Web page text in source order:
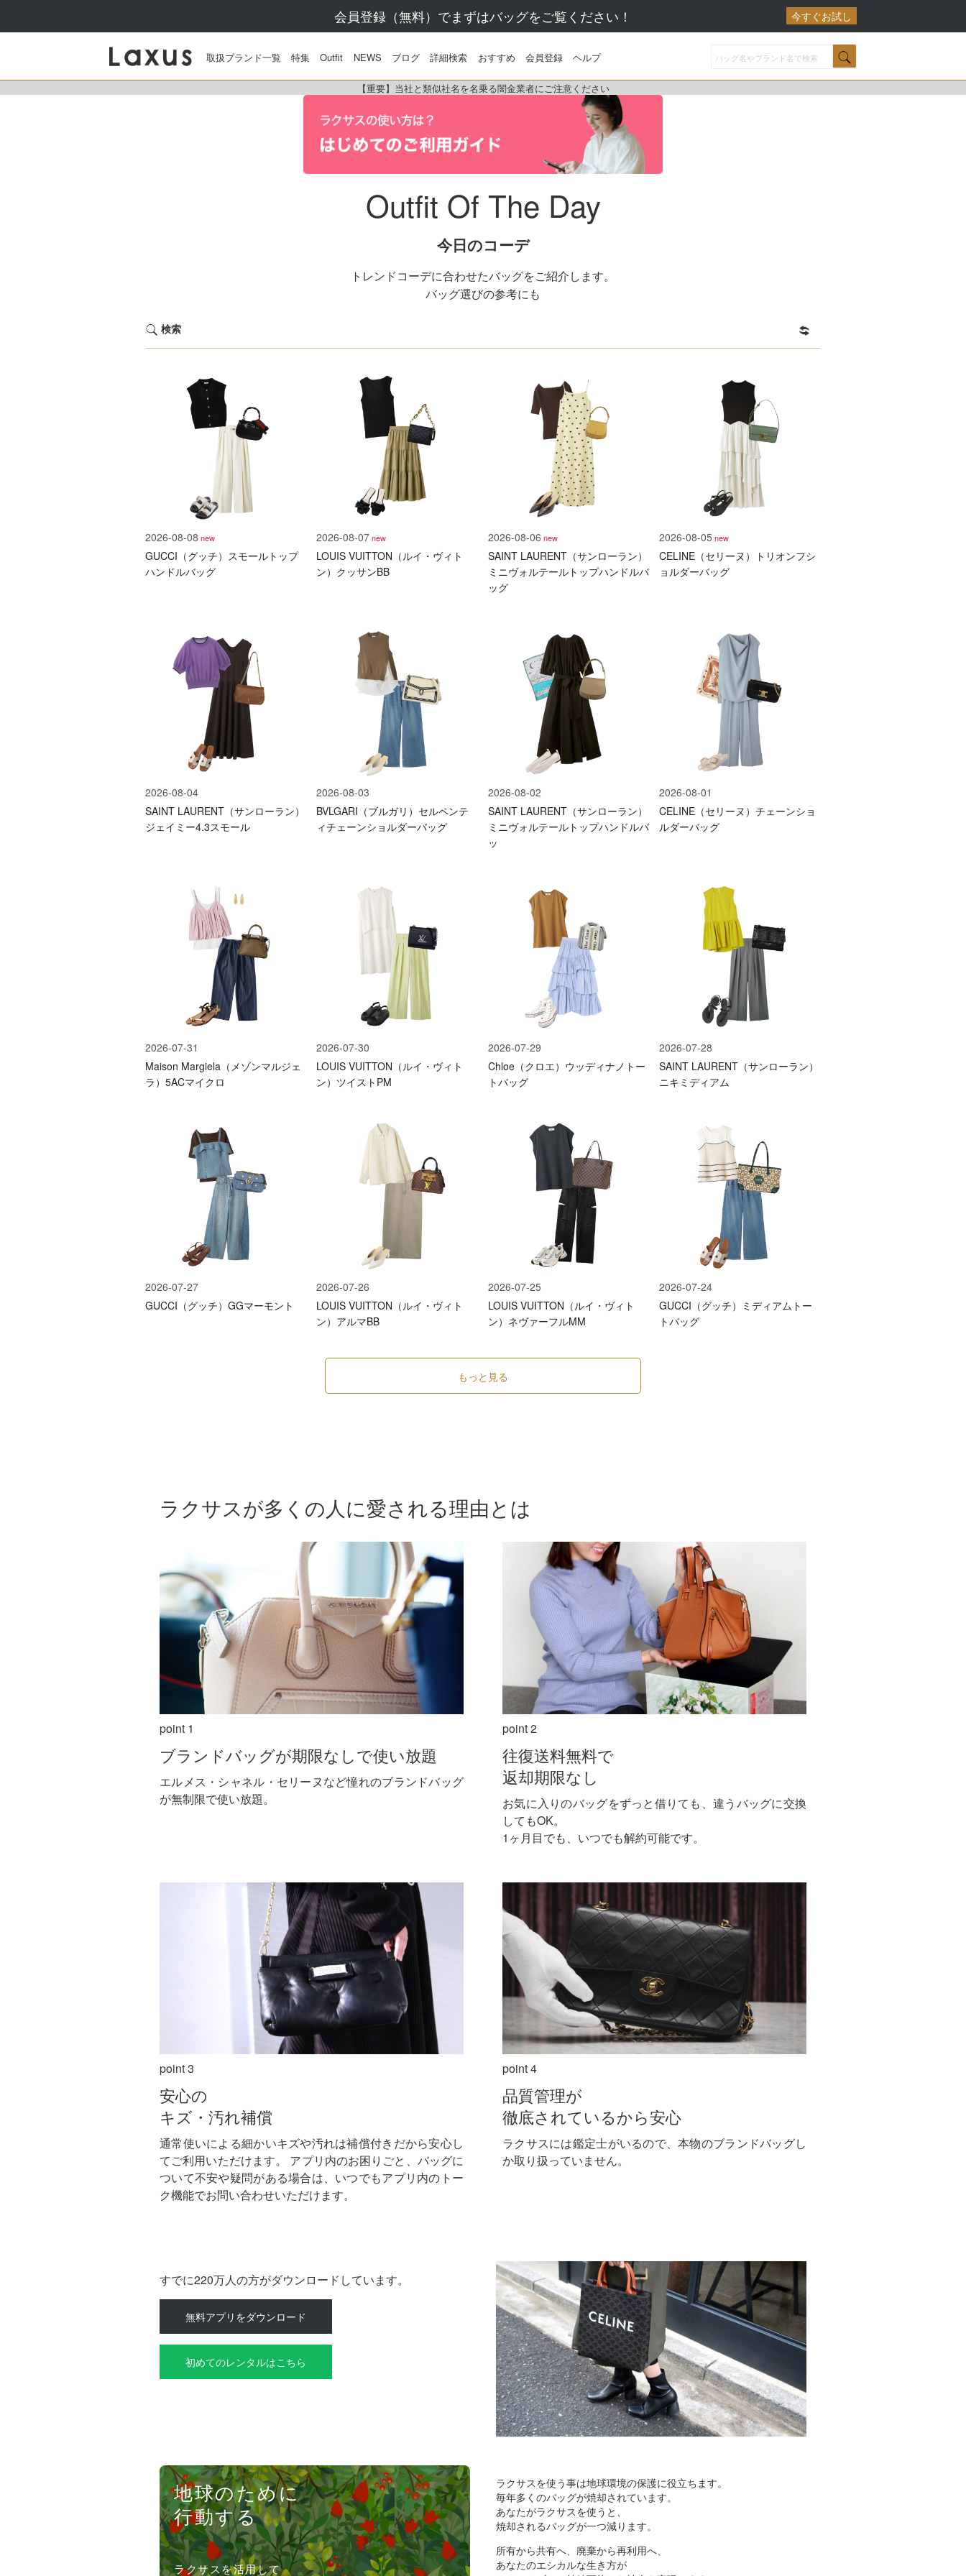
会員登録（無料）でまずはバッグをご覧ください！ 今すぐお試し
取扱ブランド一覧 特集 Outfit NEWS ブログ 詳細検索 おすすめ 会員登録 ヘルプ
【重要】当社と類似社名を名乗る闇金業者にご注意ください
Outfit Of The Day
今日のコーデ
トレンドコーデに合わせたバッグをご紹介します。
バッグ選びの参考にも
検索
2026-08-08 new
GUCCI（グッチ）スモールトップ
ハンドルバッグ
2026-08-07 new
LOUIS VUITTON（ルイ・ヴィト
ン）クッサンBB
2026-08-06 new
SAINT LAURENT（サンローラン）
ミニヴォルテールトップハンドルバ
ッグ
2026-08-05 new
CELINE（セリーヌ）トリオンフシ
ョルダーバッグ
2026-08-04
SAINT LAURENT（サンローラン）
ジェイミー4.3スモール
2026-08-03
BVLGARI（ブルガリ）セルペンテ
ィチェーンショルダーバッグ
2026-08-02
SAINT LAURENT（サンローラン）
ミニヴォルテールトップハンドルバ
ッ
2026-08-01
CELINE（セリーヌ）チェーンショ
ルダーバッグ
2026-07-31
Maison Margiela（メゾンマルジェ
ラ）5ACマイクロ
2026-07-30
LOUIS VUITTON（ルイ・ヴィト
ン）ツイストPM
2026-07-29
Chloe（クロエ）ウッディナノトー
トバッグ
2026-07-28
SAINT LAURENT（サンローラン）
ニキミディアム
2026-07-27
GUCCI（グッチ）GGマーモント
2026-07-26
LOUIS VUITTON（ルイ・ヴィト
ン）アルマBB
2026-07-25
LOUIS VUITTON（ルイ・ヴィト
ン）ネヴァーフルMM
2026-07-24
GUCCI（グッチ）ミディアムトー
トバッグ
もっと見る
ラクサスが多くの人に愛される理由とは
point 1
ブランドバッグが期限なしで使い放題
エルメス・シャネル・セリーヌなど憧れのブランドバッグ
が無制限で使い放題。
point 2
往復送料無料で
返却期限なし
お気に入りのバッグをずっと借りても、違うバッグに交換
してもOK。
1ヶ月目でも、いつでも解約可能です。
point 3
安心の
キズ・汚れ補償
通常使いによる細かいキズや汚れは補償付きだから安心し
てご利用いただけます。 アプリ内のお困りごと、バッグに
ついて不安や疑問がある場合は、いつでもアプリ内のトー
ク機能でお問い合わせいただけます。
point 4
品質管理が
徹底されているから安心
ラクサスには鑑定士がいるので、本物のブランドバッグし
か取り扱っていません。
すでに220万人の方がダウンロードしています。
無料アプリをダウンロード
初めてのレンタルはこちら
地球のために
行動する
ラクサスを活用して
ラクサスを使う事は地球環境の保護に役立ちます。
毎年多くのバッグが焼却されています。
あなたがラクサスを使うと、
焼却されるバッグが一つ減ります。
所有から共有へ、廃棄から再利用へ、
あなたのエシカルな生き方が